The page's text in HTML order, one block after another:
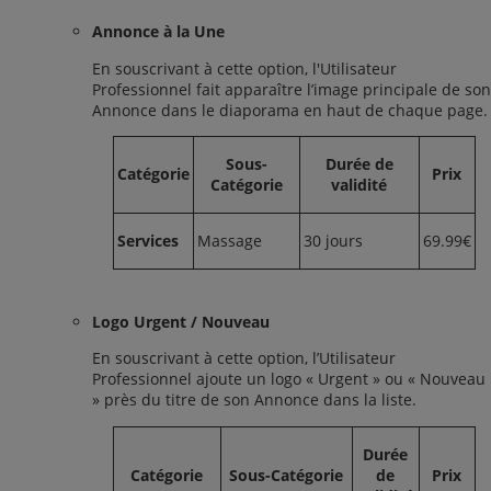
Annonce à la Une
En souscrivant à cette option, l'Utilisateur
Professionnel fait apparaître l’image principale de son
Annonce dans le diaporama en haut de chaque page.
Catégorie
Sous-
Catégorie
Durée de
validité
Prix
Services Massage 30 jours 69.99€
Logo Urgent / Nouveau
En souscrivant à cette option, l’Utilisateur
Professionnel ajoute un logo « Urgent » ou « Nouveau
» près du titre de son Annonce dans la liste.
Catégorie Sous-Catégorie
Durée
de
Prix